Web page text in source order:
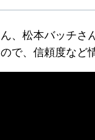
、松本バッチさ
で、信頼度など